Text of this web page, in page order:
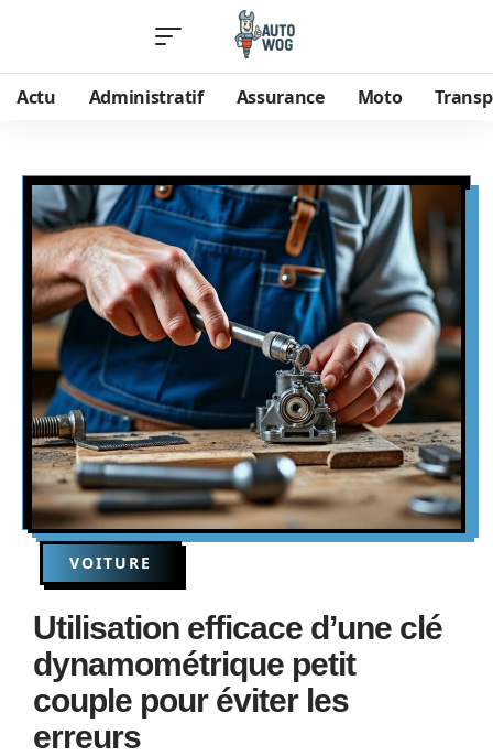
Actu Administratif Assurance Moto
VOITURE
Utilisation efficace d’une clé
dynamométrique petit
couple pour éviter les
erreurs